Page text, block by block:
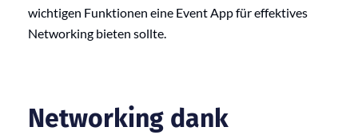
wichtigen Funktionen eine Event App für effektives
Networking bieten sollte.
Networking dank